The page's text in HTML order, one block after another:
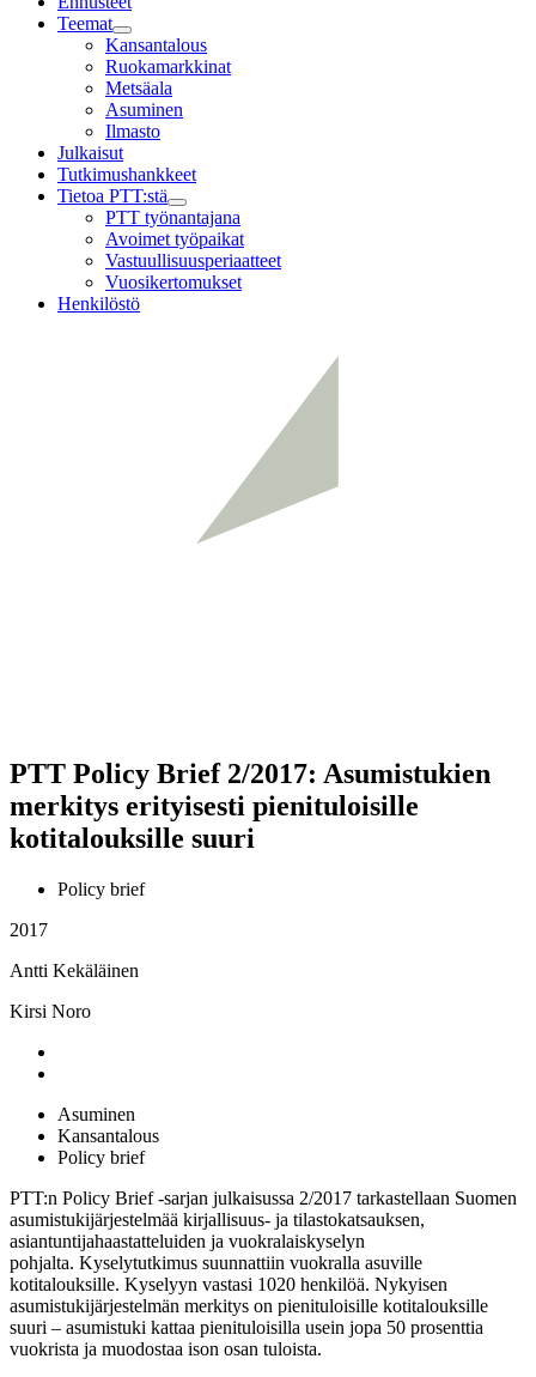
Teemat
Child
menu
Kansantalous
Ruokamarkkinat
Metsäala
Asuminen
Ilmasto
Julkaisut
Tutkimushankkeet
Tietoa PTT:stä
Child
menu
PTT työnantajana
Avoimet työpaikat
Vastuullisuusperiaatteet
Vuosikertomukset
Henkilöstö
PTT Policy Brief 2/2017: Asumistukien
merkitys erityisesti pienituloisille
kotitalouksille suuri
Policy brief
2017
Antti Kekäläinen
Kirsi Noro
Asuminen
Kansantalous
Policy brief
PTT:n Policy Brief -sarjan julkaisussa 2/2017 tarkastellaan Suomen
asumistukijärjestelmää kirjallisuus- ja tilastokatsauksen,
asiantuntijahaastatteluiden ja vuokralaiskyselyn
pohjalta. Kyselytutkimus suunnattiin vuokralla asuville
kotitalouksille. Kyselyyn vastasi 1020 henkilöä. Nykyisen
asumistukijärjestelmän merkitys on pienituloisille kotitalouksille
suuri – asumistuki kattaa pienituloisilla usein jopa 50 prosenttia
vuokrista ja muodostaa ison osan tuloista.